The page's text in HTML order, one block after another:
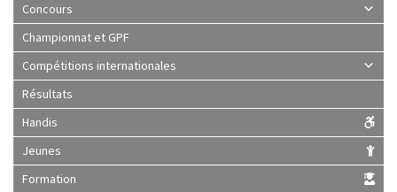
Concours
Championnat et GPF
Compétitions internationales
Résultats
Handis
Jeunes
Formation